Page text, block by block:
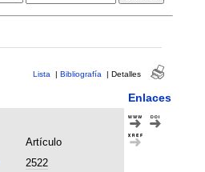
Lista | Bibliografía | Detalles
Enlaces
Artículo
2522